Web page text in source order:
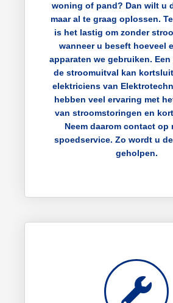
woning of pand? Dan wilt u
maar al te graag oplossen.
is het lastig om zonder
wanneer u beseft hoeveel
apparaten we gebruiken. Een
de stroomuitval kan
elektriciens van
hebben veel ervaring met
van stroomstoringen en
Neem daarom contact op
spoedservice. Zo wordt u
geholpen.